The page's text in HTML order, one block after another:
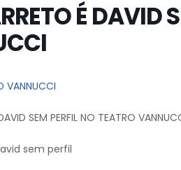
É DAVID
VANNUCCI
SEM PERFIL NO TEATRO
sem perfil